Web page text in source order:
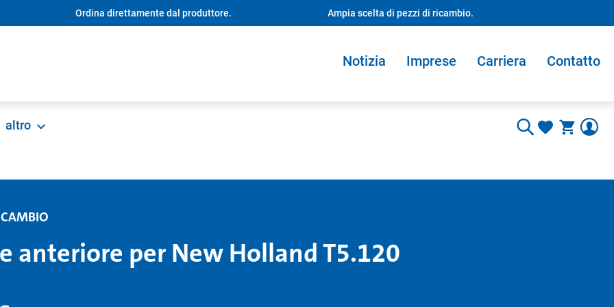
Ordina direttamente dal produttore. Ampia scelta di pezzi di ricambio.
Notizia Imprese Carriera Contatto
altro
anteriore per New Holland T5.120